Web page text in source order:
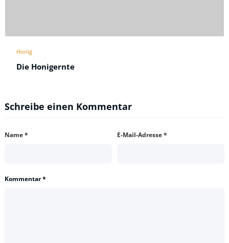
Honig
Die Honigernte
Schreibe einen Kommentar
Name* E-Mail-Adresse*
Kommentar*